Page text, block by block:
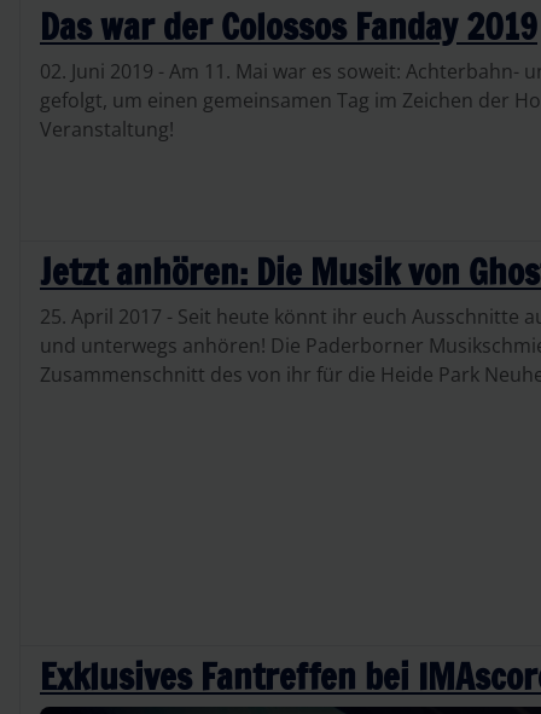
Das war der Colossos Fanday 2019
02. Juni 2019 - Am 11. Mai war es soweit:
gefolgt, um einen gemeinsamen Tag im Zeichen der
Veranstaltung!
Jetzt anhören: Die Musik von
25. April 2017 - Seit heute könnt ihr euch Ausschnitte
und unterwegs anhören! Die Paderborner
Zusammenschnitt des von ihr für die Heide Park
Exklusives Fantreffen bei